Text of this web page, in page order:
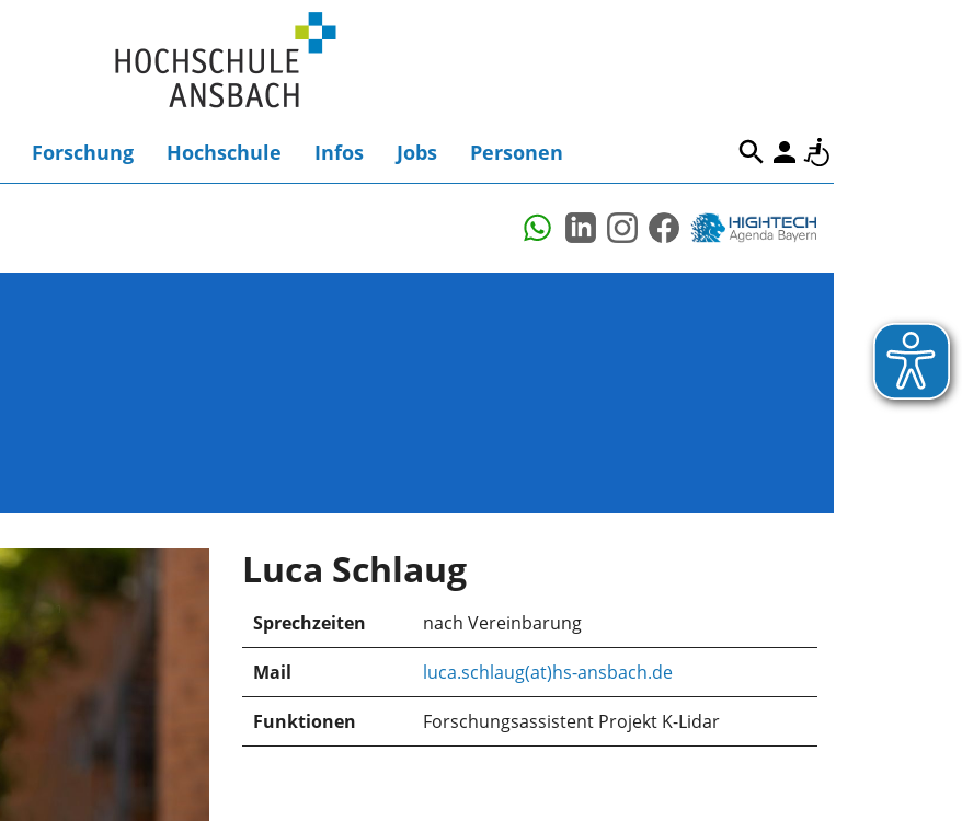
Forschung Hochschule Infos Jobs Personen
Luca Schlaug
Sprechzeiten nach Vereinbarung
Mail luca.schlaug(at)hs-ansbach.de
Funktionen Forschungsassistent Projekt K-Lidar